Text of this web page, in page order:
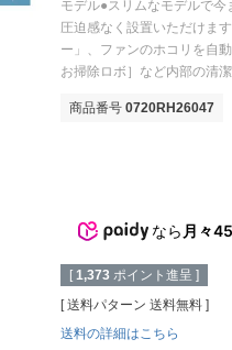
モデル●スリムなモデルで
圧迫感なく設置いただけま
ー」、ファンのホコリを自
お掃除ロボ］など内部の清
商品番号 0720RH26047
なら 月々
[ 1,373 ポイント進呈 ]
送料パターン 送料無料
送料の詳細はこちら